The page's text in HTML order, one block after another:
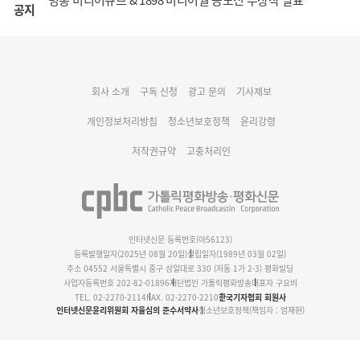
공지
회사 소개 구독 신청 광고 문의 기사제보
개인정보처리방침 청소년보호정책 윤리강령
저작권규약 고충처리인
인터넷신문 등록번호(아56123)
등록발행일자(2025년 08월 20일)설립일자(1989년 03월 02일)
주소 04552 서울특별시 중구 삼일대로 330 (저동 1가 2-3) 평화빌딩
사업자등록번호 202-82-01896재단법인 가톨릭평화방송대표자 구요비
TEL. 02-2270-2114FAX. 02-2270-2210한국기자협회 회원사
인터넷신문윤리위원회 자율심의 준수서약사청소년보호정책(책임자 : 엄재현)